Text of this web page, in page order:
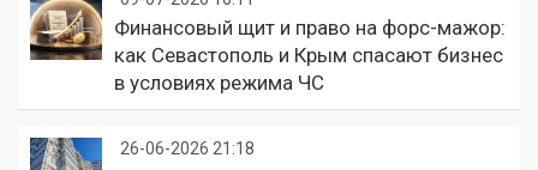
Финансовый щит и право на форс-мажор:
как Севастополь и Крым спасают бизнес
в условиях режима ЧС
26-06-2026 21:18